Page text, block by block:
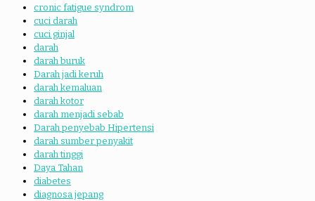
cronic fatigue syndrom
cuci darah
cuci ginjal
darah
darah buruk
Darah jadi keruh
darah kemaluan
darah kotor
darah menjadi sebab
Darah penyebab Hipertensi
darah sumber penyakit
darah tinggi
Daya Tahan
diabetes
diagnosa jepang